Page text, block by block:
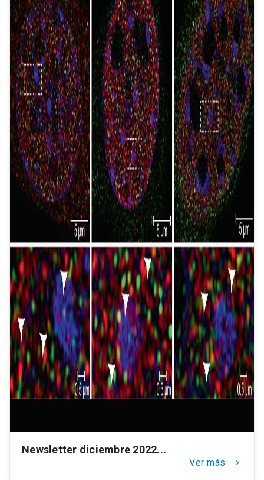
Newsletter diciembre 2022...
Ver más keyboard_arrow_right